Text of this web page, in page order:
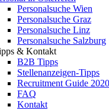
Personalsuche Wien
Personalsuche Graz
Personalsuche Linz
Personalsuche Salzburg
& Kontakt
B2B Tipps
Stellenanzeigen-Tipps
Recruitment Guide 2020
FAQ
Kontakt